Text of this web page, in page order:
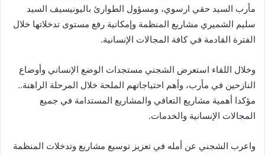
مأرب السيد حقي ارسوي، ومسؤول الطوارئ باليونيسيف السيد
سليم الشميري مشاريع المنظمة وإمكانية رفع مستوى تدخلاتها خلال
الفترة القادمة في كافة المجالات الإنسانية.
وخلال اللقاء استعرض الشجني مستجدات الوضع الإنساني وأوضاع
النازحين في مأرب، وأهم احتياجاتهم الملحة خلال المرحلة الراهنة..
مؤكدا أهمية مشاريع التعافي والمشاريع المستدامة في جميع
المجالات الإنسانية والخدمات.
واعرب الشجني عن أمله في تعزيز توسيع مشاريع وتدخلات المنظمة